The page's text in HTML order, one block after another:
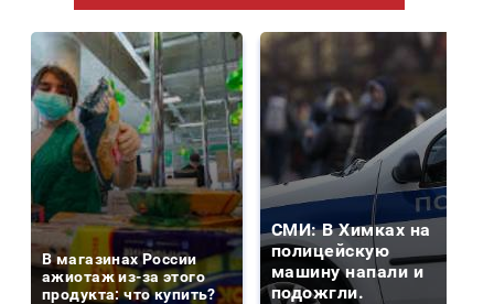
В магазинах России
ажиотаж из-за этого
продукта: что купить?
СМИ: В Химках на
полицейскую
машину напали и
подожгли.